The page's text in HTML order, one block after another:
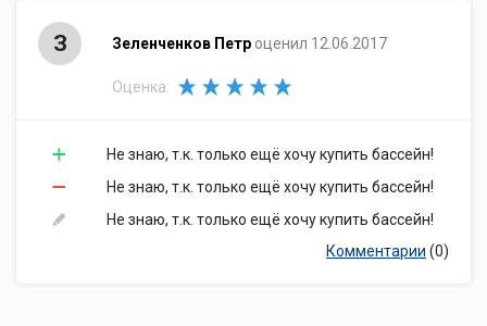
З Зеленченков Петр оценил 12.06.2017
Оценка:
Не знаю, т.к. только ещё хочу купить бассейн!
Не знаю, т.к. только ещё хочу купить бассейн!
Не знаю, т.к. только ещё хочу купить бассейн!
Комментарии (0)